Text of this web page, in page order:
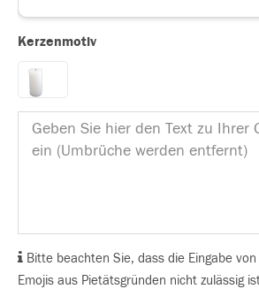
Kerzenmotiv
Bitte beachten Sie, dass die Eingabe
Emojis aus Pietätsgründen nicht zulässig